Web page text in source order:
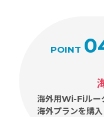
POINT
海外用Wi-Fiルー
海外プランを購